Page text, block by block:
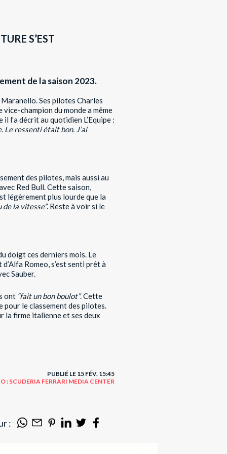
S’EST
de la saison 2023.
Ses pilotes Charles
champion du monde a même
l’a décrit au quotidien L’Equipe :
Le ressenti était bon. J’ai
des pilotes, mais aussi au
Red Bull. Cette saison,
légèrement plus lourde que la
de la vitesse”. Reste à voir si le
doigt ces derniers mois. Le
Romeo, s’est senti prêt à
Sauber.
ont “fait un bon boulot”. Cette
pour le classement des pilotes.
la firme italienne et ses deux
PUBLIÉ LE 15 FÉV. 15:45
: SCUDERIA FERRARI MEDIA CENTER
: